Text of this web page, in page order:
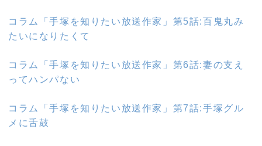
コラム「手塚を知りたい放送作家」第5話:百鬼丸み
たいになりたくて
コラム「手塚を知りたい放送作家」第6話:妻の支え
ってハンパない
コラム「手塚を知りたい放送作家」第7話:手塚グル
メに舌鼓